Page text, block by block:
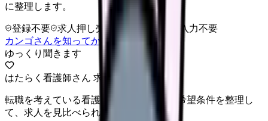
に整理します。
登録不要 求人押し売りなし
病院名は入力不要
カンゴさんを知ってから相談する
ゆっくり聞きます
はたらく看護師さん 求人
転職を考えている看護師さんへ。まずは希望条件を整理し
て、求人を見比べられます。